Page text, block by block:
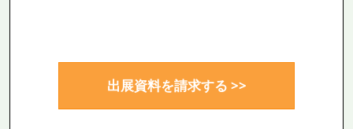
出展資料を請求する >>